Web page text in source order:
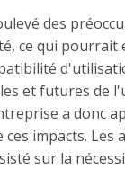
des
ce qui pourrait
et futures de
a donc
impacts. Les
sur la